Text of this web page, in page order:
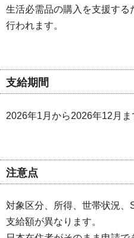
生活必需品の購入を支援す
行われます。
支給期間
2026年1月から2026年12月ま
注意点
対象区分、所得、世帯状況
支給額が異なります。